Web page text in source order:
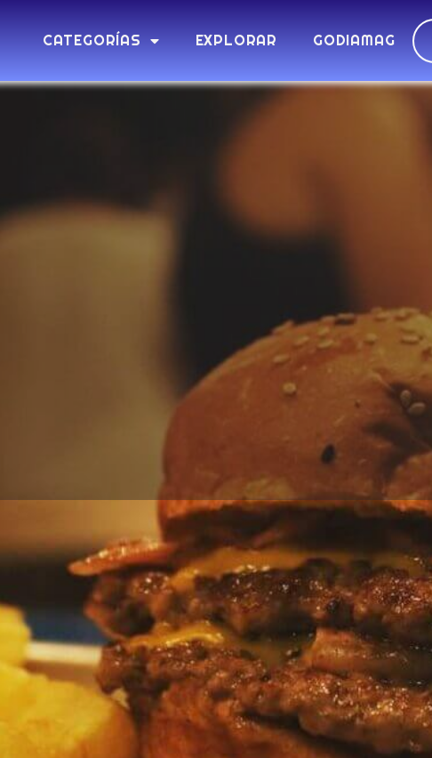
CATEGORÍAS EXPLORAR GODIAMAG
Perfil Galería
Cómo llegar Llamar Opinar Menú digital
Hamburguesería
Abierto